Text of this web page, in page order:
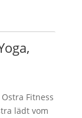
Fitness
lädt vom